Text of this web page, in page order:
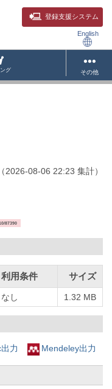
登録支援システム
English
グ その他
（2026-08-06 22:23 集計）
87390
利用条件 サイズ
なし 1.32 MB
力 Mendeley出力